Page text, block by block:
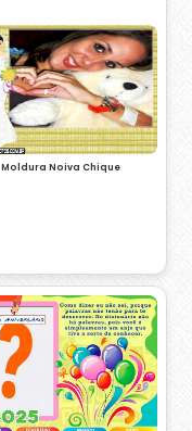
Moldura Noiva Chique